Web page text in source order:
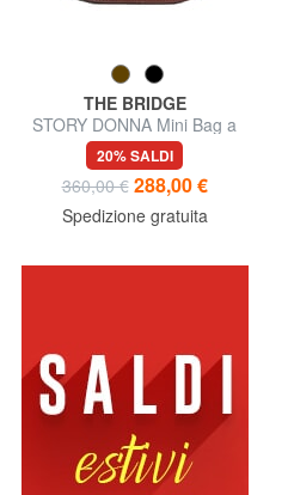
THE BRIDGE
STORY DONNA Mini Bag a
tracolla, in pelle
20% SALDI
360,00 € 288,00 €
Spedizione gratuita